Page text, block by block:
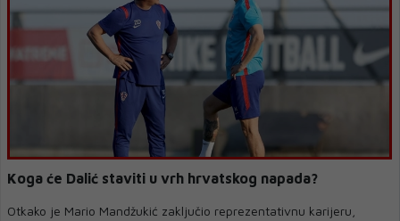
Koga će Dalić staviti u vrh hrvatskog napada?
Otkako je Mario Mandžukić zaključio reprezentativnu karijeru,